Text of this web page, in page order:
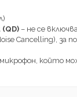
– не се
Cancelling), за
който